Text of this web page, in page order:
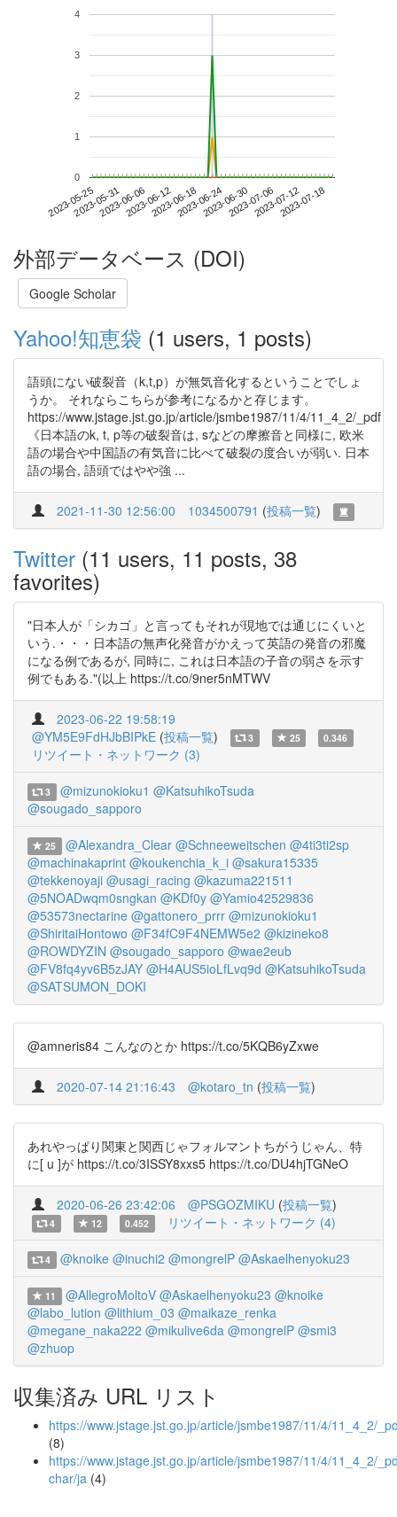
2023-05-252023-05-312023-06-062023-06-122023-06-182023-06-242023-06-302023-07-062023-07-122023-07-18
0
1
2
3
4
外部データベース (DOI)
Google Scholar
Yahoo!知恵袋 (1 users, 1 posts)
語頭にない破裂音（k,t,p）が無気音化するということでしょ
うか。 それならこちらが参考になるかと存じます。
https://www.jstage.jst.go.jp/article/jsmbe1987/11/4/11_4_2/_pdf
《日本語のk, t, p等の破裂音は, sなどの摩擦音と同様に, 欧米
語の場合や中国語の有気音に比べて破裂の度合いが弱い. 日本
語の場合, 語頭ではやや強 ...
2021-11-30 12:56:00 1034500791 (投稿一覧)
Twitter (11 users, 11 posts, 38
favorites)
"日本人が「シカゴ」と言ってもそれが現地では通じにくいと
いう.・・・日本語の無声化発音がかえって英語の発音の邪魔
になる例であるが, 同時に, これは日本語の子音の弱さを示す
例でもある."(以上 https://t.co/9ner5nMTWV
2023-06-22 19:58:19
@YM5E9FdHJbBIPkE (投稿一覧) 3 25 0.346
リツイート・ネットワーク (3)
3 @mizunokioku1 @KatsuhikoTsuda
@sougado_sapporo
25 @Alexandra_Clear @Schneeweitschen @4ti3ti2sp
@machinakaprint @koukenchia_k_i @sakura15335
@tekkenoyaji @usagi_racing @kazuma221511
@5NOADwqm0sngkan @KDf0y @Yamio42529836
@53573nectarine @gattonero_prrr @mizunokioku1
@ShiritaiHontowo @F34fC9F4NEMW5e2 @kizineko8
@ROWDYZIN @sougado_sapporo @wae2eub
@FV8fq4yv6B5zJAY @H4AUS5ioLfLvq9d @KatsuhikoTsuda
@SATSUMON_DOKI
@amneris84 こんなのとか https://t.co/5KQB6yZxwe
2020-07-14 21:16:43 @kotaro_tn (投稿一覧)
あれやっぱり関東と関西じゃフォルマントちがうじゃん、特
に[ u ]が https://t.co/3ISSY8xxs5 https://t.co/DU4hjTGNeO
2020-06-26 23:42:06 @PSGOZMIKU (投稿一覧)
4 12 0.452 リツイート・ネットワーク (4)
4 @knoike @inuchi2 @mongrelP @Askaelhenyoku23
11 @AllegroMoltoV @Askaelhenyoku23 @knoike
@labo_lution @lithium_03 @maikaze_renka
@megane_naka222 @mikulive6da @mongrelP @smi3
@zhuop
収集済み URL リスト
https://www.jstage.jst.go.jp/article/jsmbe1987/11/4/11_4_2/
(8)
https://www.jstage.jst.go.jp/article/jsmbe1987/11/4/11_4_2/
char/ja (4)